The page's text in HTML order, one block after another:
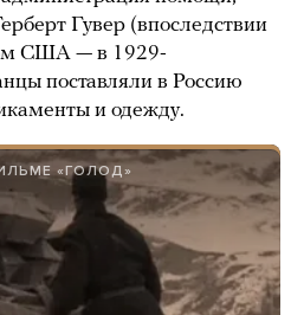
Гувер (впоследствии
США — в 1929-
поставляли в Россию
и одежду.
«ГОЛОД»